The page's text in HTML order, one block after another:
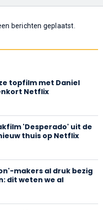
berichten geplaatst.
topfilm met Daniel
Netflix
'Desperado' uit de
thuis op Netflix
makers al druk bezig
dit weten we al